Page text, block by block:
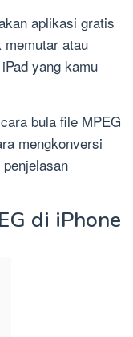
aplikasi gratis
memutar atau
yang kamu
bula file MPEG
mengkonversi
di iPhone